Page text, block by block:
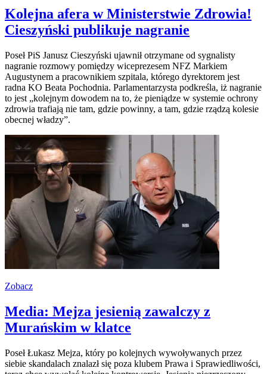
Kolejna afera w Ministerstwie Zdrowia!
Cieszyński publikuje nagranie
Poseł PiS Janusz Cieszyński ujawnił otrzymane od sygnalisty
nagranie rozmowy pomiędzy wiceprezesem NFZ Markiem
Augustynem a pracownikiem szpitala, którego dyrektorem jest
radna KO Beata Pochodnia. Parlamentarzysta podkreśla, iż nagranie
to jest „kolejnym dowodem na to, że pieniądze w systemie ochrony
zdrowia trafiają nie tam, gdzie powinny, a tam, gdzie rządzą kolesie
obecnej władzy”.
Zobacz
Media: Mejza jesienią zawalczy z
Murańskim w klatce
Poseł Łukasz Mejza, który po kolejnych wywoływanych przez
siebie skandalach znalazł się poza klubem Prawa i Sprawiedliwości,